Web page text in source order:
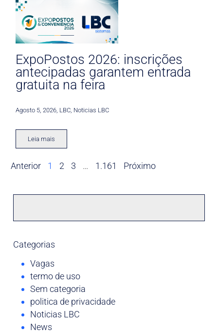
ExpoPostos 2026: inscrições
antecipadas garantem entrada
gratuita na feira
Agosto 5, 2026 LBC Noticias LBC
Leia mais
Anterior 1 2 3 … 1.161 Próximo
Categorias
Vagas
termo de uso
Sem categoria
politica de privacidade
Noticias LBC
News